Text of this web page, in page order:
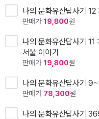
나의 문화유산답사기
판매가 19,800원
나의 문화유산답사기
서울 이야기
판매가 19,800원
나의 문화유산답사기
판매가 78,300원
나의 문화유산답사기